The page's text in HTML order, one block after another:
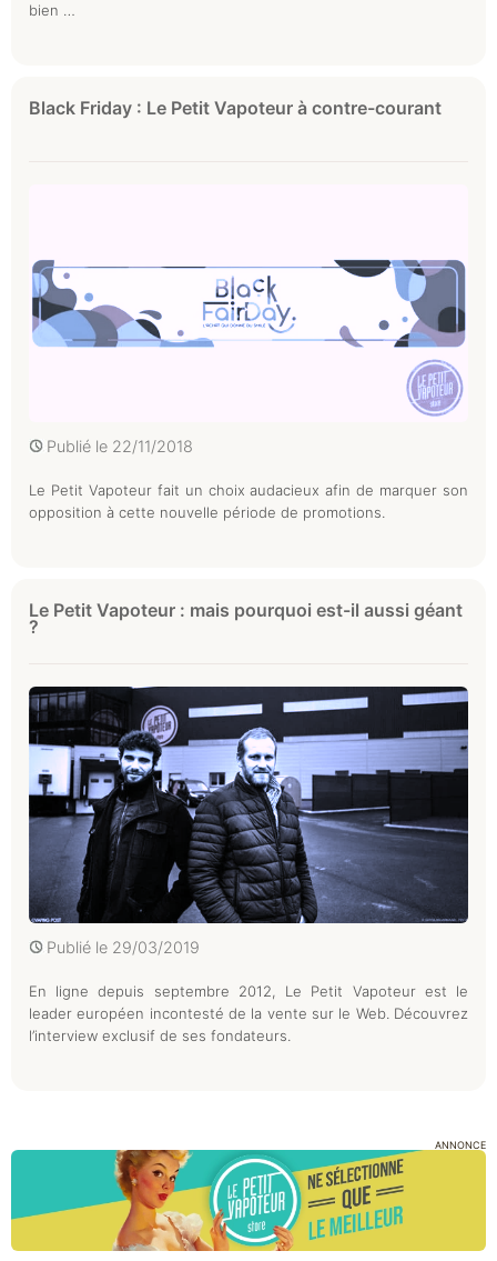
bien …
Black Friday : Le Petit Vapoteur à contre-courant
Publié le 22/11/2018
Le Petit Vapoteur fait un choix audacieux afin de marquer son
opposition à cette nouvelle période de promotions.
Le Petit Vapoteur : mais pourquoi est-il aussi géant
?
Publié le 29/03/2019
En ligne depuis septembre 2012, Le Petit Vapoteur est le
leader européen incontesté de la vente sur le Web. Découvrez
l’interview exclusif de ses fondateurs.
ANNONCE